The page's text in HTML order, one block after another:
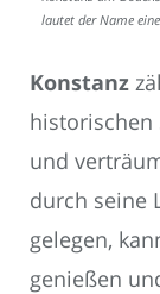
lautet der Name
Konstanz
historischen
und
durch seine
gelegen,
genießen